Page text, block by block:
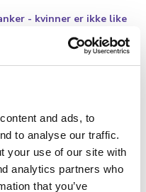
and ads, to
to analyse our traffic.
your use of our site with
analytics partners who
that you’ve
- kvinner er ikke like
kvinner til å stimulere seg
seg selv med strålende
etter.
smerte i løpet av et
deres er illustrerende for